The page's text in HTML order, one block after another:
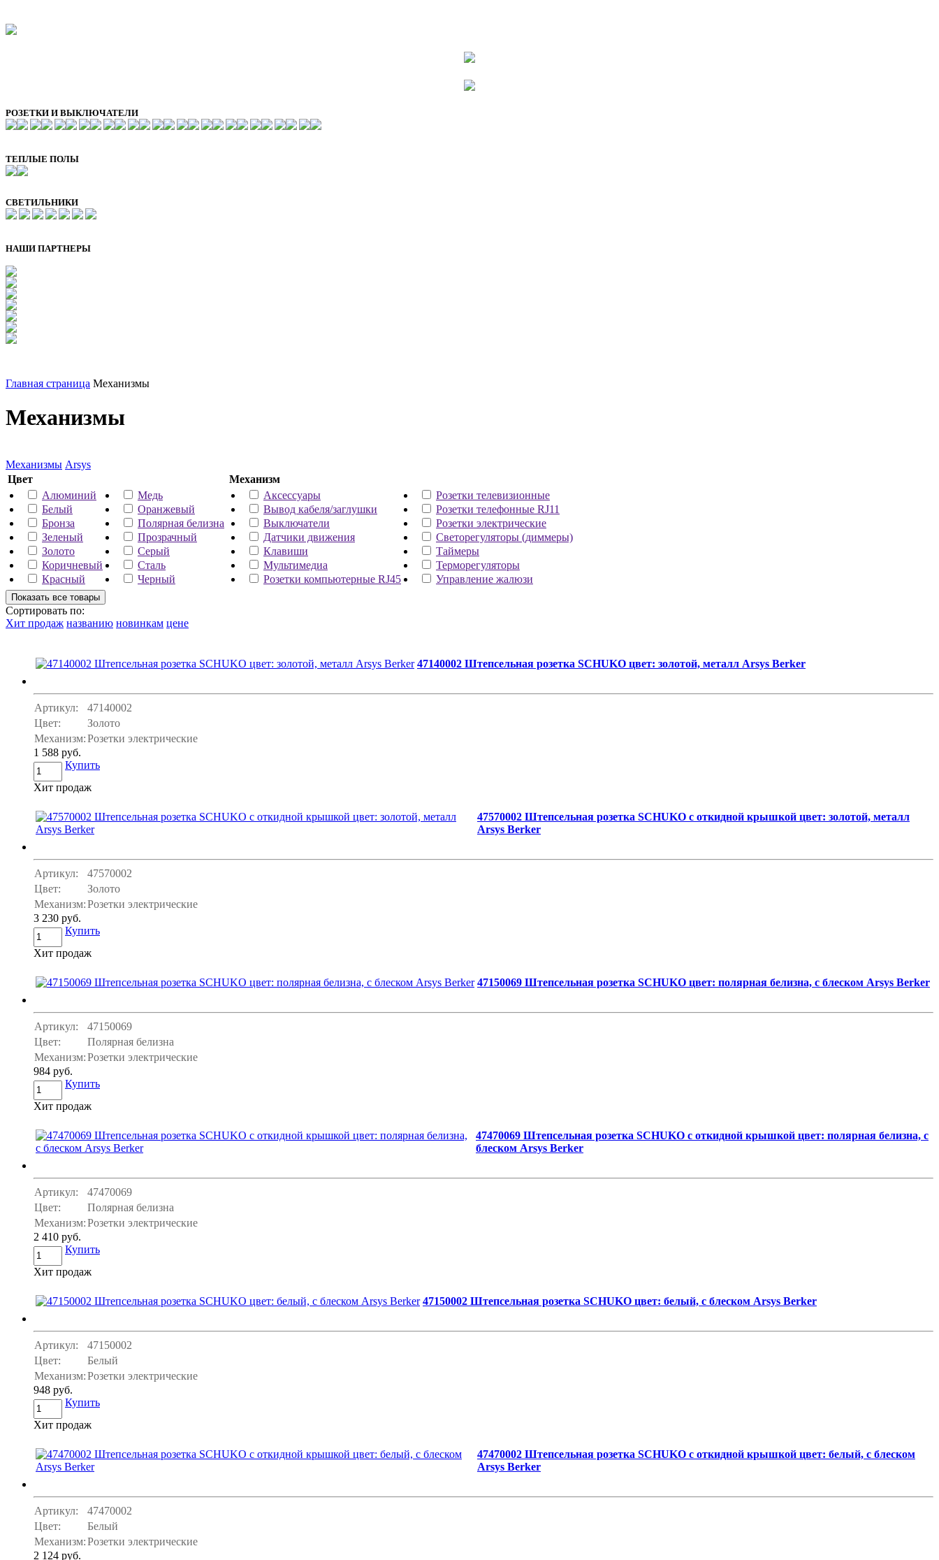
РОЗЕТКИ И ВЫКЛЮЧАТЕЛИ
ТЕПЛЫЕ ПОЛЫ
СВЕТИЛЬНИКИ
НАШИ ПАРТНЕРЫ
Главная страница Механизмы
Механизмы
Механизмы Arsys
Цвет
Алюминий
Белый
Бронза
Зеленый
Золото
Коричневый
Красный
Медь
Оранжевый
Полярная белизна
Прозрачный
Серый
Сталь
Черный
Механизм
Аксессуары
Вывод кабеля/заглушки
Выключатели
Датчики движения
Клавиши
Мультимедиа
Розетки компьютерные RJ45
Розетки телевизионные
Розетки телефонные RJ11
Розетки электрические
Светорегуляторы (диммеры)
Таймеры
Терморегуляторы
Управление жалюзи
Сортировать по:
Хит продаж названию новинкам цене
47140002 Штепсельная розетка SCHUKO цвет: золотой, металл Arsys Berker
Артикул:
47140002
Цвет:
Золото
Механизм:Розетки электрические
1 588 руб.
Купить
Хит продаж
47570002 Штепсельная розетка SCHUKO с откидной крышкой цвет: золотой, металл
Arsys Berker
Артикул:
47570002
Цвет:
Золото
Механизм:Розетки электрические
3 230 руб.
Купить
Хит продаж
47150069 Штепсельная розетка SCHUKO цвет: полярная белизна, с блеском Arsys Berker
Артикул:
47150069
Цвет:
Полярная белизна
Механизм:Розетки электрические
984 руб.
Купить
Хит продаж
47470069 Штепсельная розетка SCHUKO с откидной крышкой цвет: полярная белизна, с
блеском Arsys Berker
Артикул:
47470069
Цвет:
Полярная белизна
Механизм:Розетки электрические
2 410 руб.
Купить
Хит продаж
47150002 Штепсельная розетка SCHUKO цвет: белый, с блеском Arsys Berker
Артикул:
47150002
Цвет:
Белый
Механизм:Розетки электрические
948 руб.
Купить
Хит продаж
47470002 Штепсельная розетка SCHUKO с откидной крышкой цвет: белый, с блеском
Arsys Berker
Артикул:
47470002
Цвет:
Белый
Механизм:Розетки электрические
2 124 руб.